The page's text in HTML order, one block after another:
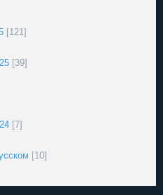
[121]
[39]
[7]
[10]